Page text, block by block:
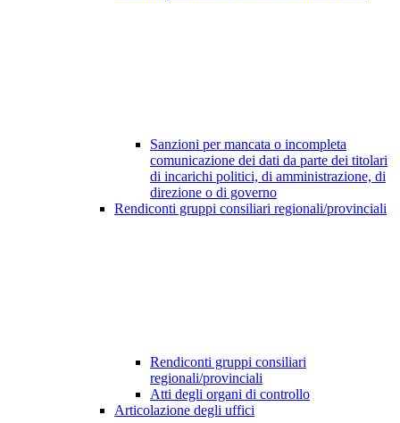
Sanzioni per mancata o incompleta
comunicazione dei dati da parte dei titolari
di incarichi politici, di amministrazione, di
direzione o di governo
Rendiconti gruppi consiliari regionali/provinciali
Rendiconti gruppi consiliari
regionali/provinciali
Atti degli organi di controllo
Articolazione degli uffici